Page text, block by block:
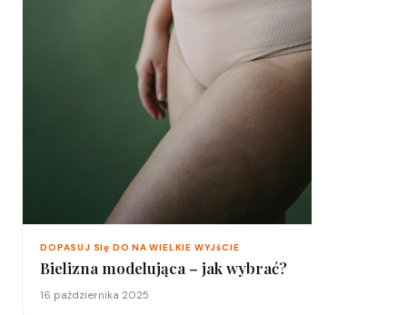
DOPASUJ SIę DO NA WIELKIE WYJśCIE
Bielizna modelująca – jak wybrać?
16 października 2025